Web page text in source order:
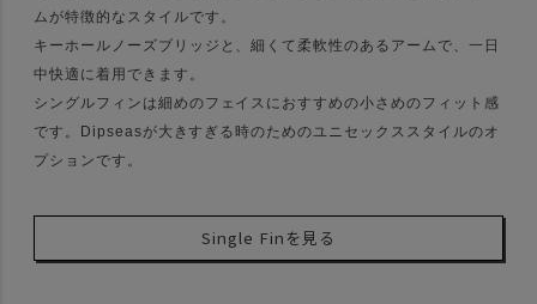
ムが特徴的なスタイルです。
キーホールノーズブリッジと、細くて柔軟性のあるアームで、一日
中快適に着用できます。
シングルフィンは細めのフェイスにおすすめの小さめのフィット感
です。Dipseasが大きすぎる時のためのユニセックススタイルのオ
プションです。
Single Finを見る